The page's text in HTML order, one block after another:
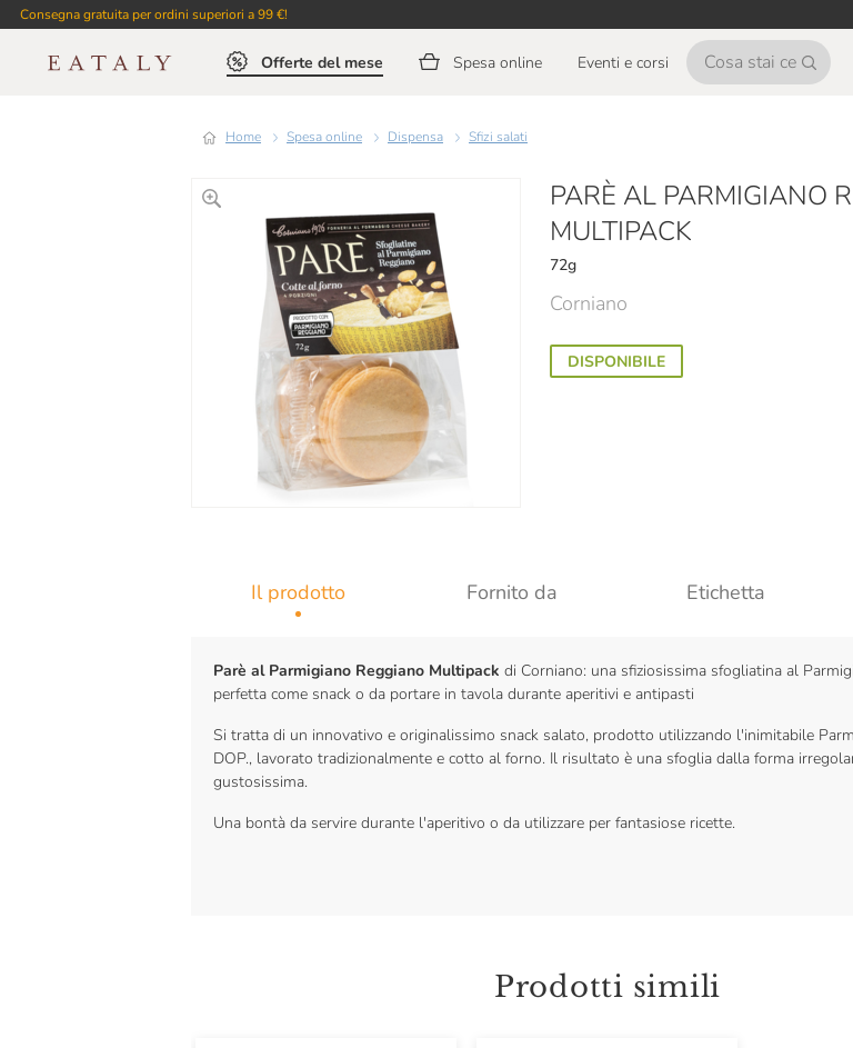
Consegna gratuita per ordini superiori a 99 €!
Offerte del mese Spesa online Eventi e corsi
Home Spesa online Dispensa Sfizi salati
PARÈ AL PARMIGIANO
MULTIPACK
72g
Corniano
DISPONIBILE
Il prodotto Fornito da Etichetta
Parè al Parmigiano Reggiano Multipack di Corniano: una sfiziosissima sfogliatina al
perfetta come snack o da portare in tavola durante aperitivi e antipasti
Si tratta di un innovativo e originalissimo snack salato, prodotto utilizzando l'inimitabile
DOP., lavorato tradizionalmente e cotto al forno. Il risultato è una sfoglia dalla forma
gustosissima.
Una bontà da servire durante l'aperitivo o da utilizzare per fantasiose ricette.
Prodotti simili